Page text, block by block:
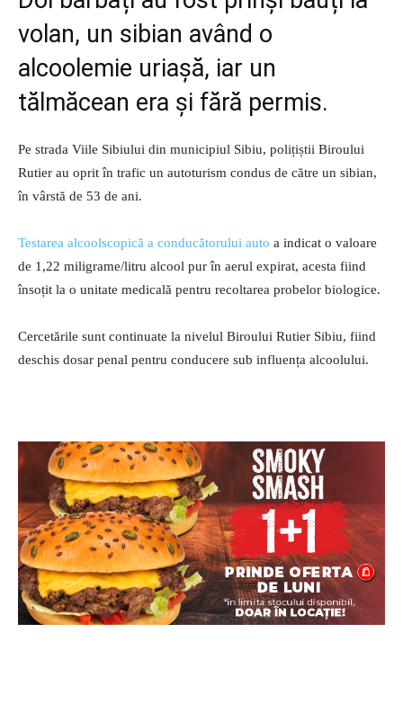
volan, un sibian având o
alcoolemie uriașă, iar un
tălmăcean era și fără permis.
Pe strada Viile Sibiului din municipiul Sibiu, polițiștii Biroului
Rutier au oprit în trafic un autoturism condus de către un sibian,
în vârstă de 53 de ani.
Testarea alcoolscopică a conducătorului auto a indicat o valoare
de 1,22 miligrame/litru alcool pur în aerul expirat, acesta fiind
însoțit la o unitate medicală pentru recoltarea probelor biologice.
Cercetările sunt continuate la nivelul Biroului Rutier Sibiu, fiind
deschis dosar penal pentru conducere sub influența alcoolului.